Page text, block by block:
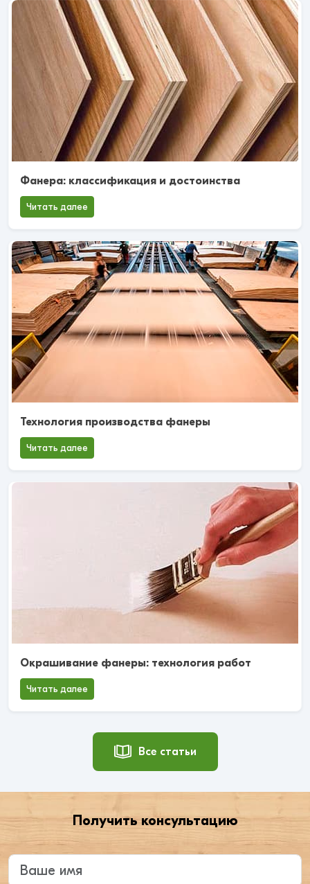
Фанера: классификация и достоинства
Читать далее
Технология производства фанеры
Читать далее
Окрашивание фанеры: технология работ
Читать далее
Все статьи
Получить консультацию
Введите ваше имя